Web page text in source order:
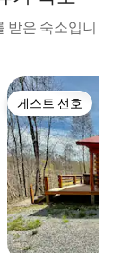
받은 숙소입니
게스트 선호
게스트 선호